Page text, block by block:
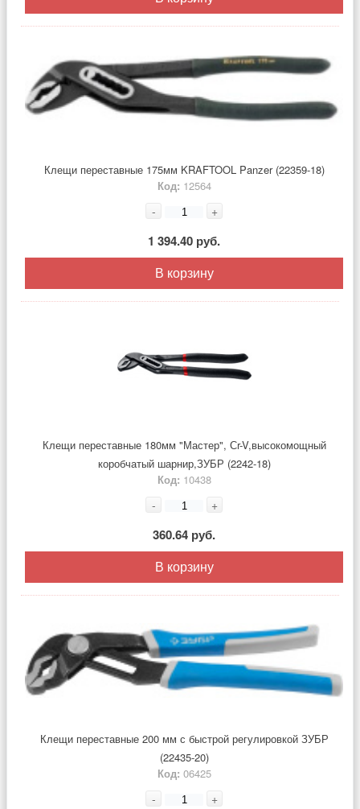
Клещи переставные 175мм KRAFTOOL Panzer (22359-18)
Код: 12564
- +
1 394.40 руб.
В корзину
Клещи переставные 180мм "Мастер", Сr-V,высокомощный
коробчатый шарнир,ЗУБР (2242-18)
Код: 10438
- +
360.64 руб.
В корзину
Клещи переставные 200 мм с быстрой регулировкой ЗУБР
(22435-20)
Код: 06425
- +